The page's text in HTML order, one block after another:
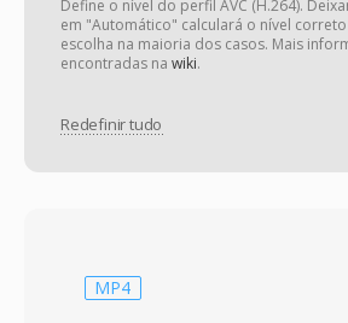
Define o nível do perfil AVC (H.264).
em "Automático" calculará o nível
escolha na maioria dos casos. Mais
encontradas na wiki.
Redefinir tudo
MP4